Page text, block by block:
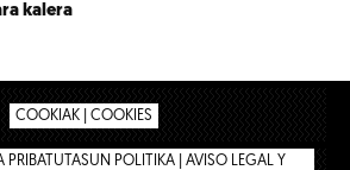
kalera
COOKIAK | COOKIES
PRIBATUTASUN POLITIKA | AVISO LEGAL Y